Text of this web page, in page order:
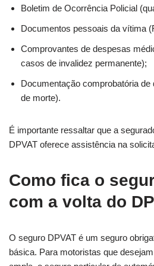
Boletim de Ocorrência Policial
Documentos pessoais da vítima
Comprovantes de despesas
casos de invalidez permanente);
Documentação comprobatória
de morte).
É importante ressaltar que a
DPVAT oferece assistência na
Como fica o
com a volta do
O seguro DPVAT é um seguro
básica. Para motoristas que